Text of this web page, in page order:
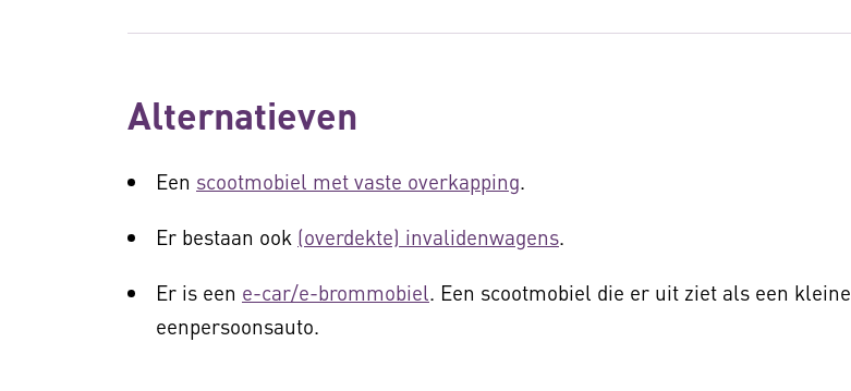
Alternatieven
Een scootmobiel met vaste overkapping.
Er bestaan ook (overdekte) invalidenwagens.
Er is een e-car/e-brommobiel. Een scootmobiel die er uit ziet als een kleine
eenpersoonsauto.